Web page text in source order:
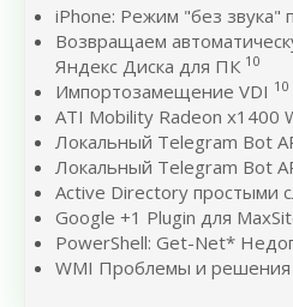
iPhone: Режим "без звука"
Возвращаем
Яндекс Диска для ПК 10
Импортозамещение VDI 10
ATI Mobility Radeon x1400
Локальный Telegram Bot
Локальный Telegram Bot
Active Directory простыми
Google +1 Plugin для
PowerShell: Get-Net*
WMI Проблемы и решения